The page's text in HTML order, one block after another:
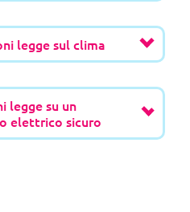
legge sul clima
legge su un
elettrico sicuro